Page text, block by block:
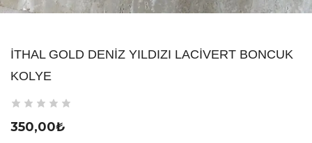
İTHAL GOLD DENIZ YILDIZI LACIVERT BONCUK
KOLYE
350,00₺